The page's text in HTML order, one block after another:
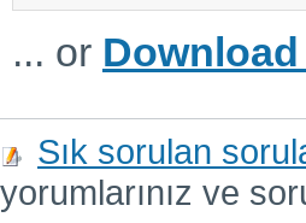
... or
Sık sorulan
yorumlarınız ve